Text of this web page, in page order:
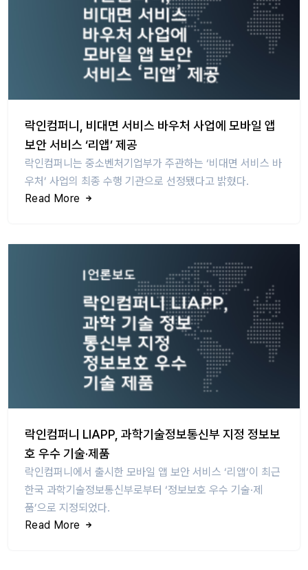
락인컴퍼니, 비대면 서비스 바우처 사업에 모바일 앱
보안 서비스 ‘리앱’ 제공
락인컴퍼니는 중소벤처기업부가 주관하는 ‘비대면 서비스 바
우처’ 사업의 최종 수행 기관으로 선정됐다고 밝혔다.
Read More
락인컴퍼니 LIAPP, 과학기술정보통신부 지정 정보보
호 우수 기술·제품
락인컴퍼니에서 출시한 모바일 앱 보안 서비스 ‘리앱’이 최근
한국 과학기술정보통신부로부터 ‘정보보호 우수 기술·제
품’으로 지정되었다.
Read More